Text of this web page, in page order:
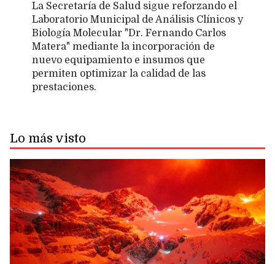
La Secretaría de Salud sigue reforzando el
Laboratorio Municipal de Análisis Clínicos y
Biología Molecular "Dr. Fernando Carlos
Matera" mediante la incorporación de
nuevo equipamiento e insumos que
permiten optimizar la calidad de las
prestaciones.
Lo más visto